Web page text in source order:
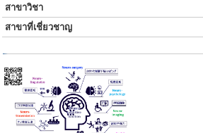
สาขาวิชา
สาขาที่เชี่ยวชาญ